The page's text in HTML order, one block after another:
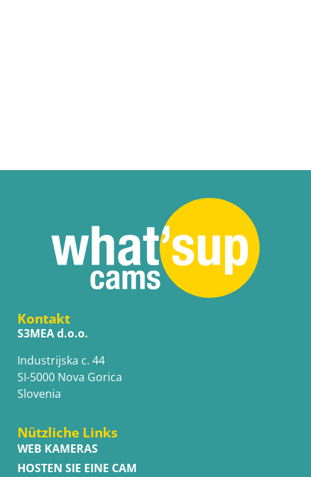
Kontakt
S3MEA d.o.o.
Industrijska c. 44
SI-5000 Nova Gorica
Slovenia
Nützliche Links
WEB KAMERAS
HOSTEN SIE EINE CAM